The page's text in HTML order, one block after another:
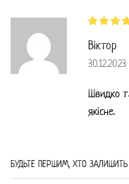
Віктор
30.12.2023
Швидко
якісне.
БУДЬТЕ ПЕРШИМ, ХТО ЗАЛИШИТЬ